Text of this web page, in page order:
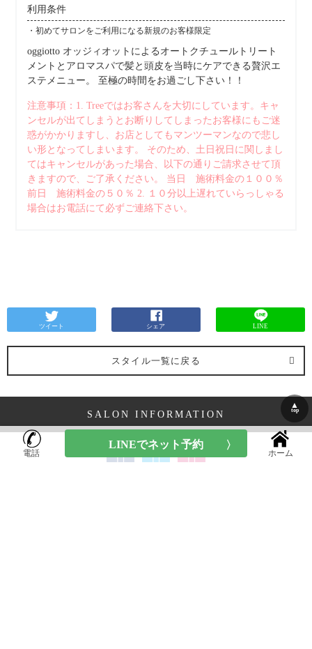
利用条件
・初めてサロンをご利用になる新規のお客様限定
oggiotto オッジィオットによるオートクチュールトリート
メントとアロマスパで髪と頭皮を当時にケアできる贅沢エ
ステメニュー。 至極の時間をお過ごし下さい！！
注意事項：1. Treeではお客さんを大切にしています。キャ
ンセルが出てしまうとお断りしてしまったお客様にもご迷
惑がかかりますし、お店としてもマンツーマンなので悲し
い形となってしまいます。 そのため、土日祝日に関しまし
てはキャンセルがあった場合、以下の通りご請求させて頂
きますので、ご了承ください。 当日 施術料金の１００％
前日 施術料金の５０％ 2. １０分以上遅れていらっしゃる
場合はお電話にて必ずご連絡下さい。
ツイート シェア LINE
スタイル一覧に戻る
SALON INFORMATION
▲
top
電話 ホーム